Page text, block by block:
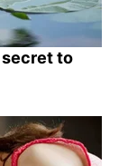
to